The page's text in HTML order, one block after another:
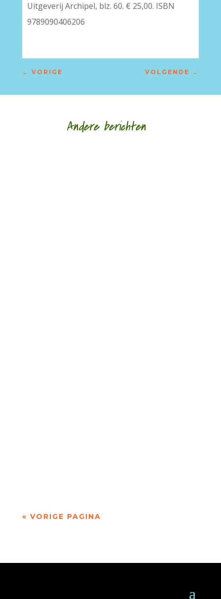
Uitgeverij Archipel, blz. 60. € 25,00. ISBN
9789090406206
← VORIGE VOLGENDE →
Andere berichten
« VORIGE PAGINA